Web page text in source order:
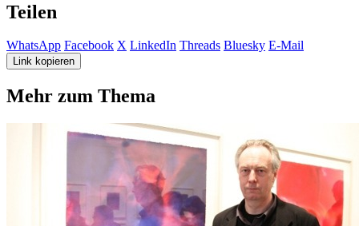
Teilen
WhatsApp Facebook X LinkedIn Threads Bluesky E-Mail
Link kopieren
Mehr zum Thema